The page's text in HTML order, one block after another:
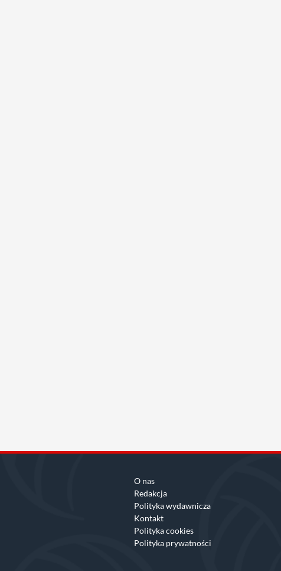
O nas
Redakcja
Polityka wydawnicza
Kontakt
Polityka cookies
Polityka prywatności